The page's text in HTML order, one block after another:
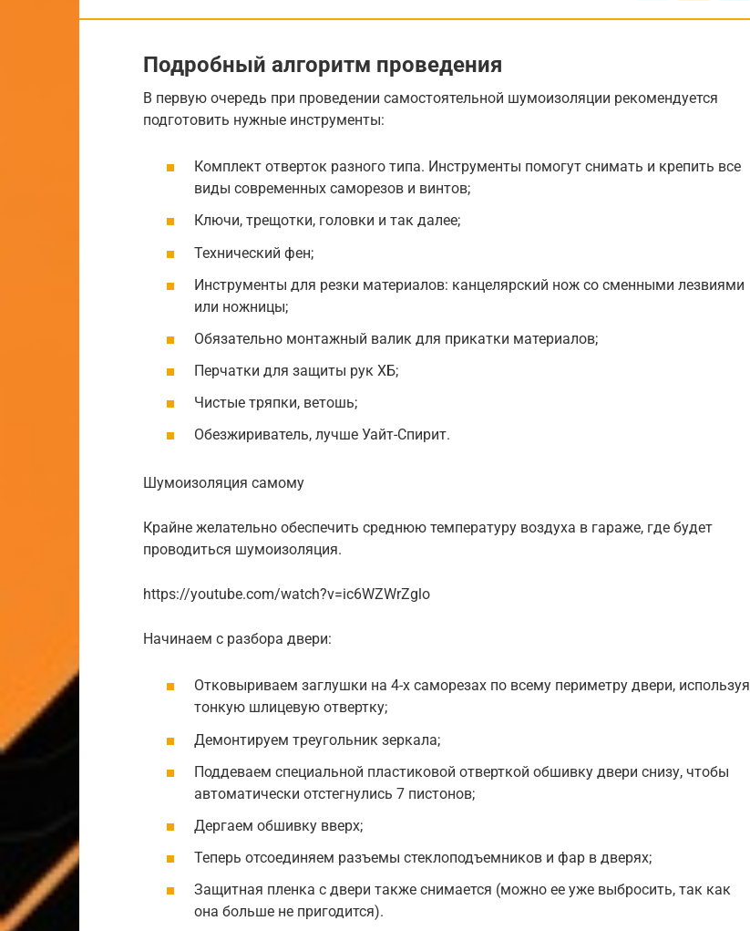
Подробный алгоритм проведения
В первую очередь при проведении самостоятельной шумоизоляции рекомендуется
подготовить нужные инструменты:
Комплект отверток разного типа. Инструменты помогут снимать и крепить все
виды современных саморезов и винтов;
Ключи, трещотки, головки и так далее;
Технический фен;
Инструменты для резки материалов: канцелярский нож со сменными лезвиями
или ножницы;
Обязательно монтажный валик для прикатки материалов;
Перчатки для защиты рук ХБ;
Чистые тряпки, ветошь;
Обезжириватель, лучше Уайт-Спирит.
Шумоизоляция самому
Крайне желательно обеспечить среднюю температуру воздуха в гараже, где будет
проводиться шумоизоляция.
https://youtube.com/watch?v=ic6WZWrZglo
Начинаем с разбора двери:
Отковыриваем заглушки на 4-х саморезах по всему периметру двери, используя
тонкую шлицевую отвертку;
Демонтируем треугольник зеркала;
Поддеваем специальной пластиковой отверткой обшивку двери снизу, чтобы
автоматически отстегнулись 7 пистонов;
Дергаем обшивку вверх;
Теперь отсоединяем разъемы стеклоподъемников и фар в дверях;
Защитная пленка с двери также снимается (можно ее уже выбросить, так как
она больше не пригодится).